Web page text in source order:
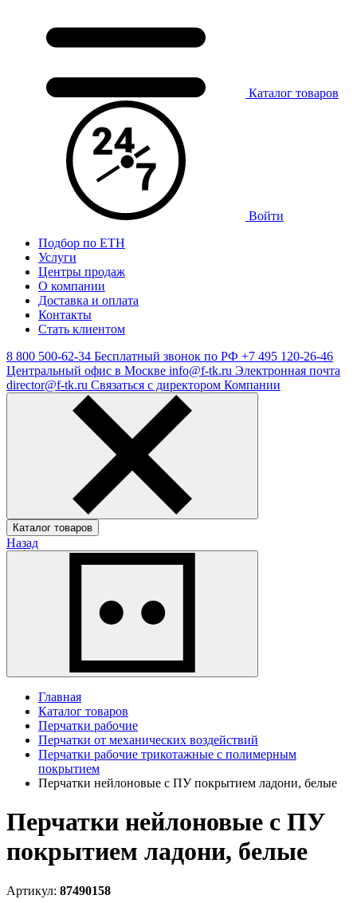
Каталог товаров
Войти
Подбор по ЕТН
Услуги
Центры продаж
О компании
Доставка и оплата
Контакты
Стать клиентом
8 800 500-62-34 Бесплатный звонок по РФ +7 495 120-26-46
Центральный офис в Москве info@f-tk.ru Электронная почта
director@f-tk.ru Связаться с директором Компании
Каталог товаров
Назад
Главная
Каталог товаров
Перчатки рабочие
Перчатки от механических воздействий
Перчатки рабочие трикотажные с полимерным
покрытием
Перчатки нейлоновые с ПУ покрытием ладони, белые
Перчатки нейлоновые с ПУ
покрытием ладони, белые
Артикул: 87490158